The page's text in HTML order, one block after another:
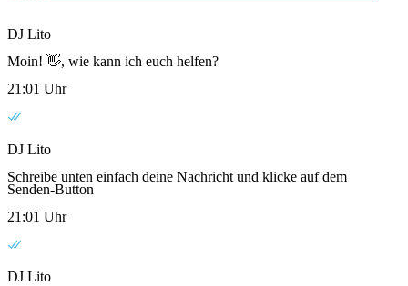
DJ Lito
Moin! 👋, wie kann ich euch helfen?
21:01 Uhr
DJ Lito
Schreibe unten einfach deine Nachricht und klicke auf dem
Senden-Button
21:01 Uhr
DJ Lito